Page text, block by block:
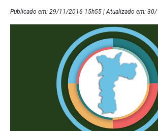
Publicado em: 29/11/2016 15h55 | Atualizado em: